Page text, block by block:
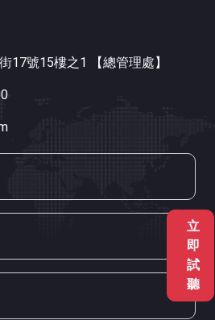
17號15樓之1 【總管理處】
立
即
試
聽